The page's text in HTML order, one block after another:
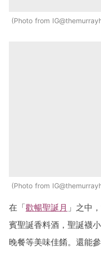
Photo from
Photo from
在「 歡暢聖誕月 」之中
賓聖誕香料酒，聖誕襪
晚餐等美味佳餚。還能